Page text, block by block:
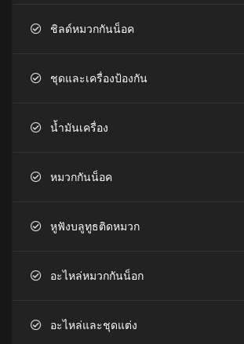
ชิลด์หมวกกันน็อค
ชุดและเครื่องป้องกัน
น้ำมันเครื่อง
หมวกกันน็อค
หูฟังบลูทูธติดหมวก
อะไหล่หมวกกันน็อก
อะไหล่และชุดแต่ง